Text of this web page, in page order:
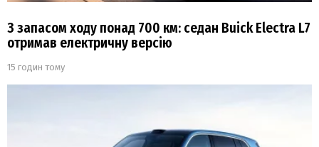
З запасом ходу понад 700 км: седан Buick Electra L7
отримав електричну версію
15 годин тому